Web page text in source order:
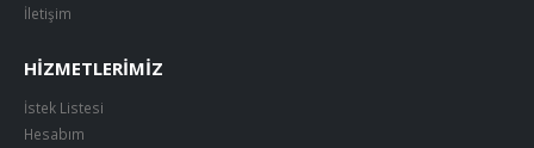
İletişim
HIZMETLERIMIZ
İstek Listesi
Hesabım